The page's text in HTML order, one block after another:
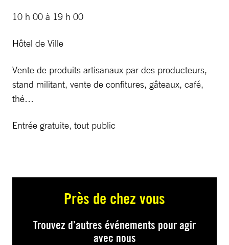
10 h 00 à 19 h 00
Hôtel de Ville
Vente de produits artisanaux par des producteurs,
stand militant, vente de confitures, gâteaux, café,
thé…
Entrée gratuite, tout public
Près de chez vous
Trouvez d’autres événements pour agir
avec nous